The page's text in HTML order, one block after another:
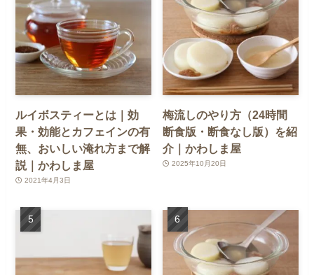
ルイボスティーとは｜効
果・効能とカフェインの有
無、おいしい淹れ方まで解
説｜かわしま屋
2021年4月3日
梅流しのやり方（24時間
断食版・断食なし版）を紹
介｜かわしま屋
2025年10月20日